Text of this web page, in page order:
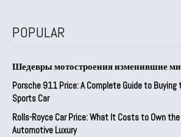
POPULAR
Шедевры мотостроения изменившие
Porsche 911 Price: A Complete Guide to Buying
Sports Car
Rolls-Royce Car Price: What It Costs to Own
Automotive Luxury